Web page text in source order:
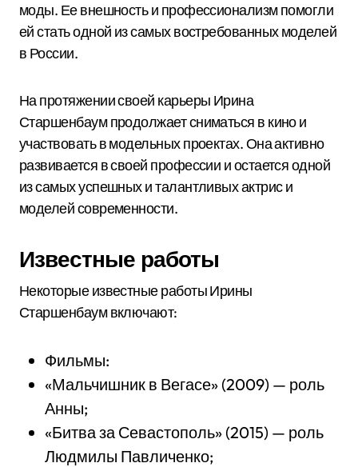
моды. Ее внешность и профессионализм помогли
ей стать одной из самых востребованных моделей
в России.
На протяжении своей карьеры Ирина
Старшенбаум продолжает сниматься в кино и
участвовать в модельных проектах. Она активно
развивается в своей профессии и остается одной
из самых успешных и талантливых актрис и
моделей современности.
Известные работы
Некоторые известные работы Ирины
Старшенбаум включают:
Фильмы:
«Мальчишник в Вегасе» (2009) — роль
Анны;
«Битва за Севастополь» (2015) — роль
Людмилы Павличенко;